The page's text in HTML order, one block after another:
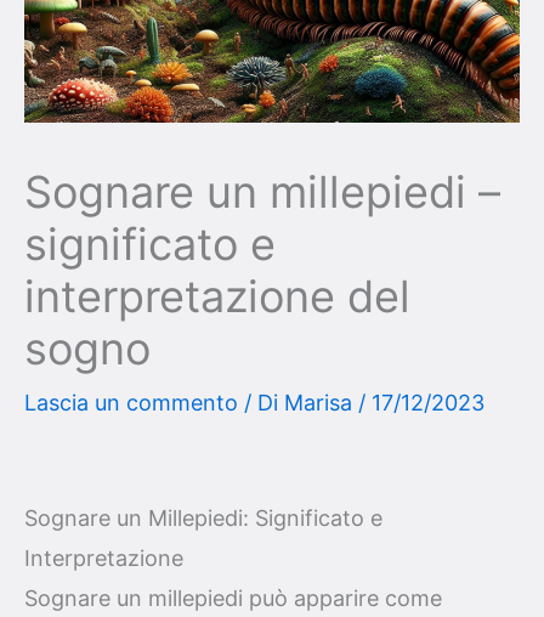
Sognare un millepiedi –
significato e
interpretazione del
sogno
Lascia un commento / Di Marisa / 17/12/2023
Sognare un Millepiedi: Significato e
Interpretazione
Sognare un millepiedi può apparire come